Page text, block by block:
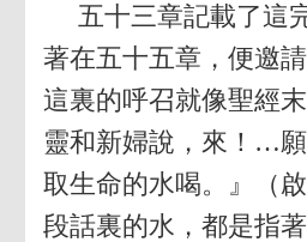
五十三章記載了這
著在五十五章，便邀
這裏的呼召就像聖經
靈和新婦說，來！…
取生命的水喝。』（
段話裏的水，都是指